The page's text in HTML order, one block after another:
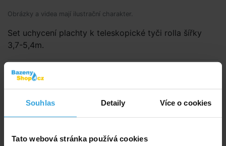
Souhlas Detaily Více o cookies
Tato webová stránka používá cookies
Obrázky a videa mají ilustrační charakter.
Set uchycení plachty k teleskopické tyči rolla šířky
3,7-5,4m.
Kód produktu:
E-shop: Skladem 2 ks
v úterý u vás
Prodejna:Skladem 2 ks